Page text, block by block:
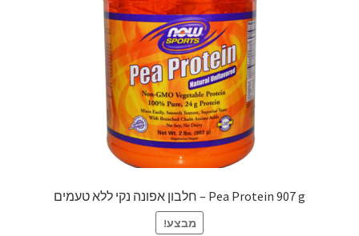
Pea Protein 907 g – חלבון אפונה נקי ללא טעמים
מבצע!